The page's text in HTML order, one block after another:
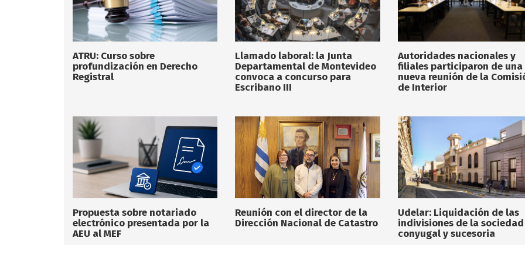
ATRU: Curso sobre
profundización en Derecho
Registral
Llamado laboral: la Junta
Departamental de Montevideo
convoca a concurso para
Escribano III
Autoridades nacionales y
filiales participaron de una
nueva reunión de la
de Interior
Propuesta sobre notariado
electrónico presentada por la
AEU al MEF
Reunión con el director de la
Dirección Nacional de Catastro
Udelar: Liquidación de las
indivisiones de la sociedad
conyugal y sucesoria